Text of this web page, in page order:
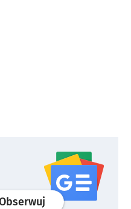
profilgoogle news